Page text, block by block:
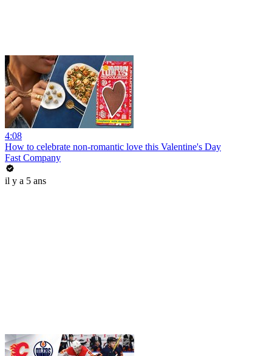
4:08
How to celebrate non-romantic love this Valentine's Day
Fast Company
il y a 5 ans